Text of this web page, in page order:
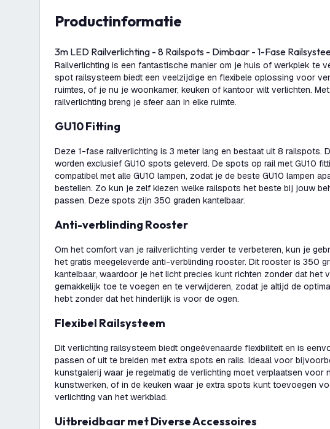
productinformatie
3m LED Railverlichting - 8 Railspots - Dimbaar - 1-Fase
Railverlichting is een fantastische manier om je huis of werkplek te
spot railsysteem biedt een veelzijdige en flexibele oplossing voor
ruimtes, of je nu je woonkamer, keuken of kantoor wilt verlichten.
railverlichting breng je sfeer aan in elke ruimte.
GU10 Fitting
Deze 1-fase railverlichting is 3 meter lang en bestaat uit 8 railspots.
worden exclusief GU10 spots geleverd. De spots op rail met GU10
compatibel met alle GU10 lampen, zodat je de beste GU10 lampen
bestellen. Zo kun je zelf kiezen welke railspots het beste bij jouw
passen. Deze spots zijn 350 graden kantelbaar.
Anti-verblinding Rooster
Om het comfort van je railverlichting verder te verbeteren, kun je
het gratis meegeleverde anti-verblinding rooster. Dit rooster is 350
kantelbaar, waardoor je het licht precies kunt richten zonder dat het
gemakkelijk toe te voegen en te verwijderen, zodat je altijd de
hebt zonder dat het hinderlijk is voor de ogen.
Flexibel Railsysteem
Dit verlichting railsysteem biedt ongeëvenaarde flexibiliteit en is
passen of uit te breiden met extra spots en rails. Ideaal voor
kunstgalerij waar je regelmatig de verlichting moet verplaatsen voor
kunstwerken, of in de keuken waar je extra spots kunt toevoegen
verlichting van het werkblad.
Uitbreidbaar met Diverse Accessoires